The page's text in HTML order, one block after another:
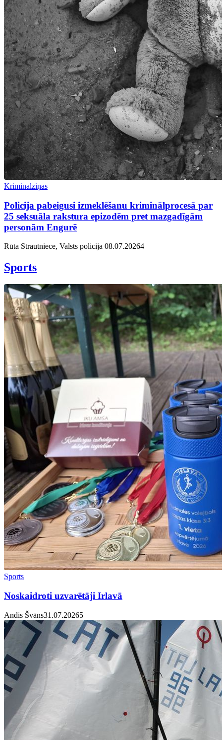
Kriminālziņas
Policija pabeigusi izmeklēšanu kriminālprocesā par
25 seksuāla rakstura epizodēm pret mazgadīgām
personām Engurē
Rūta Strautniece, Valsts policija 08.07.20264
Sports
Sports
Noskaidroti uzvarētāji Irlavā
Andis Švāns31.07.20265